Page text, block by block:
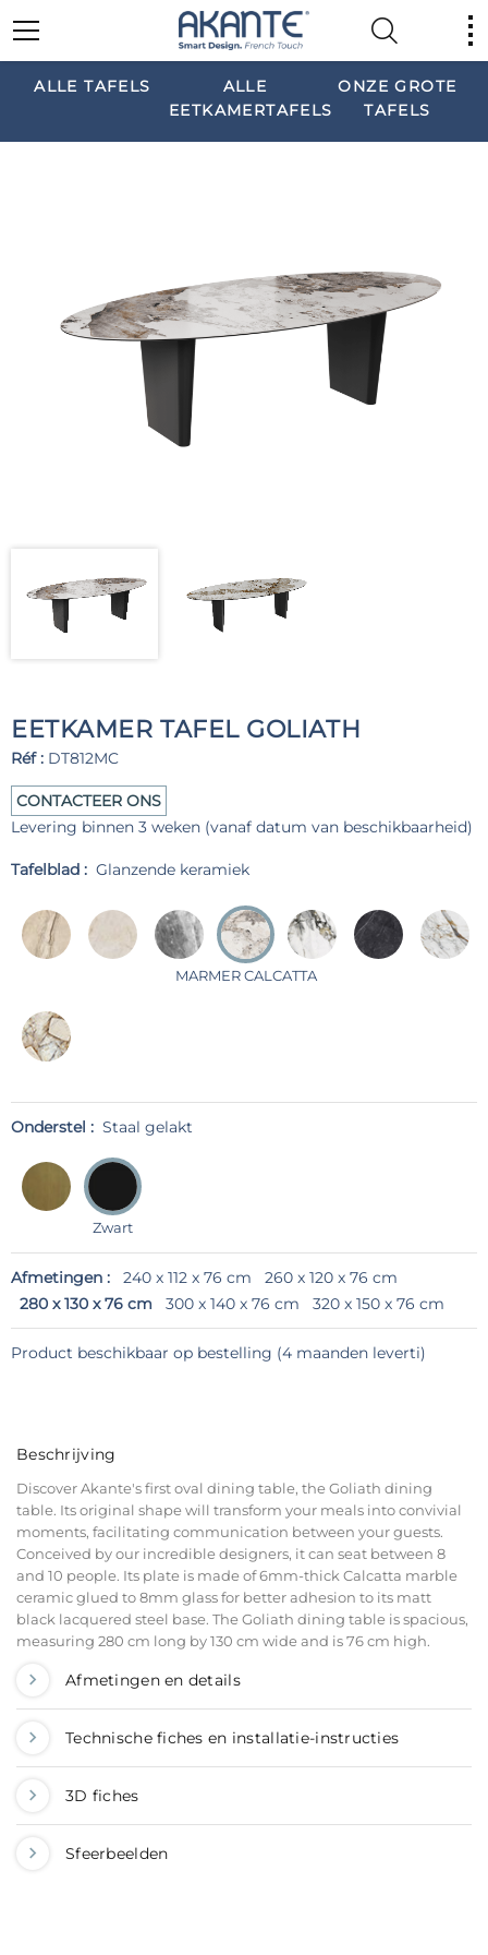
ALLE TAFELS
ALLE
EETKAMERTAFELS
ONZE GROTE
TAFELS
EETKAMER TAFEL GOLIATH
Réf : DT812MC
CONTACTEER ONS
Levering binnen 3 weken (vanaf datum van beschikbaarheid)
Tafelblad : Glanzende keramiek
MARMER CALCATTA
Onderstel : Staal gelakt
Zwart
Afmetingen : 240 x 112 x 76 cm
260 x 120 x 76 cm
280 x 130 x 76 cm
300 x 140 x 76 cm 320 x 150 x 76 cm
Product beschikbaar op bestelling (4 maanden leverti)
Beschrijving
Discover Akante's first oval dining table, the Goliath dining
table. Its original shape will transform your meals into convivial
moments, facilitating communication between your guests.
Conceived by our incredible designers, it can seat between 8
and 10 people. Its plate is made of 6mm-thick Calcatta marble
ceramic glued to 8mm glass for better adhesion to its matt
black lacquered steel base. The Goliath dining table is spacious,
measuring 280 cm long by 130 cm wide and is 76 cm high.
Afmetingen en details
Technische fiches en installatie-instructies
3D fiches
Sfeerbeelden